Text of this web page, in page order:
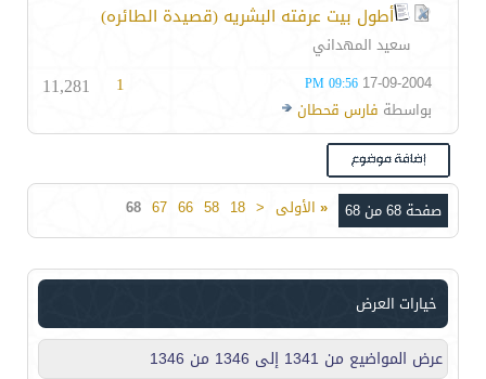
أطول بيت عرفته البشريه (قصيدة الطائره)
سعيد المهداني
17-09-2004
09:56 PM
بواسطة فارس قحطان
1
11,281
صفحة 68 من 68 « الأولى <
18
58
66
67
68
خيارات العرض
عرض المواضيع من 1341 إلى 1346 من 1346